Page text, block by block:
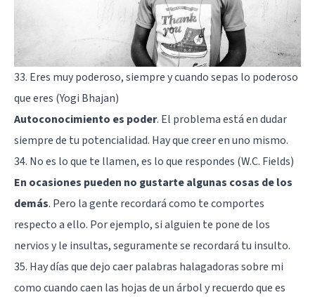
33. Eres muy poderoso, siempre y cuando sepas lo poderoso
que eres (Yogi Bhajan)
Autoconocimiento es poder. El problema está en dudar
siempre de tu potencialidad. Hay que creer en uno mismo.
34. No es lo que te llamen, es lo que respondes (W.C. Fields)
En ocasiones pueden no gustarte algunas cosas de los
demás. Pero la gente recordará como te comportes
respecto a ello. Por ejemplo, si alguien te pone de los
nervios y le insultas, seguramente se recordará tu insulto.
35. Hay días que dejo caer palabras halagadoras sobre mi
como cuando caen las hojas de un árbol y recuerdo que es